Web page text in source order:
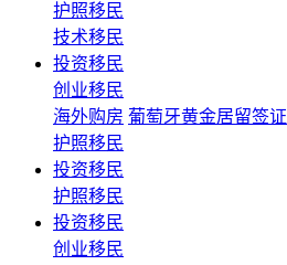
护照移民
技术移民
投资移民
创业移民
海外购房 葡萄牙黄金居留签证
护照移民
投资移民
护照移民
投资移民
创业移民